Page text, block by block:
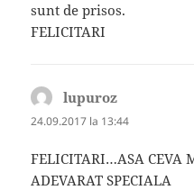
sunt de prisos.
FELICITARI
lupuroz
24.09.2017 la 13:44
FELICITARI…ASA CEVA
ADEVARAT SPECIALA